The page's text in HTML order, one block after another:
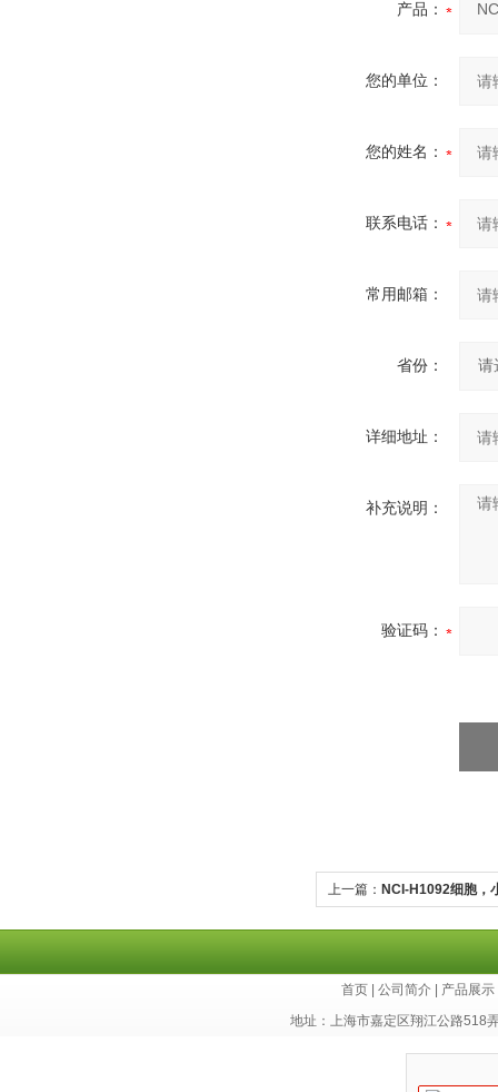
产品：
您的单位：
您的姓名：
联系电话：
常用邮箱：
省份：
详细地址：
补充说明：
验证码：
上一篇： NCI-H1092细胞，
首页 公司简介 产品展示
地址：上海市嘉定区翔江公路518